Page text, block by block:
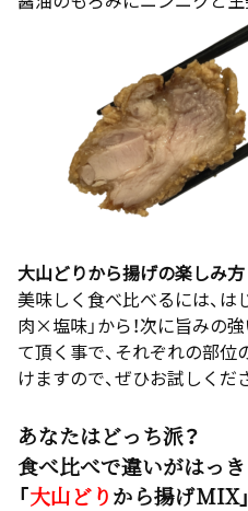
大山どりから揚げの楽しみ方
美味しく食べ比べるには、は
肉×塩味」から！次に旨みの
て頂く事で、それぞれの部位
けますので、ぜひお試しくだ
あなたはどっち派？
食べ比べで違いがはっ
「大山どりから揚げMIX」